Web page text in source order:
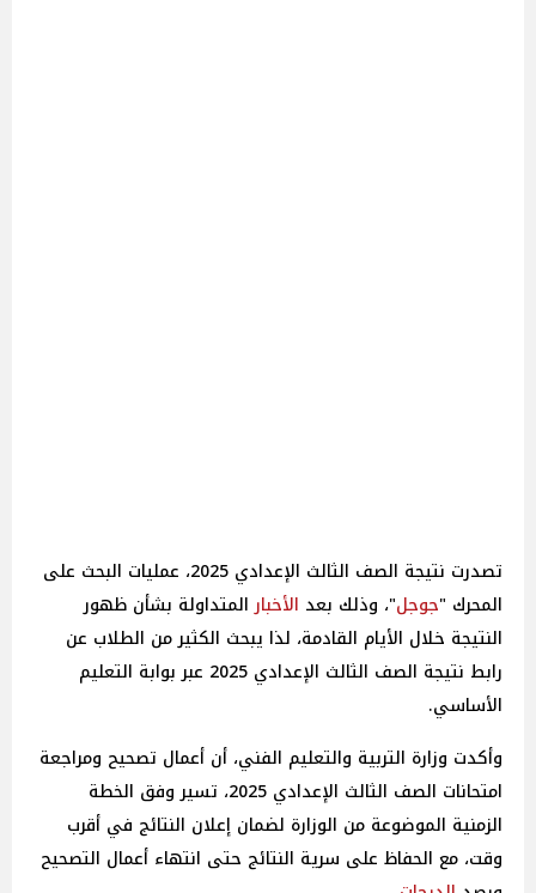
تصدرت نتيجة الصف الثالث الإعدادي 2025، عمليات البحث على
المحرك "جوجل"، وذلك بعد الأخبارالمتداولة بشأن ظهور
النتيجة خلال الأيام القادمة، لذا يبحث الكثير من الطلاب عن
رابط نتيجة الصف الثالث الإعدادي 2025 عبر بوابة التعليم
الأساسي.
وأكدت وزارة التربية والتعليم الفني، أن أعمال تصحيح ومراجعة
امتحانات الصف الثالث الإعدادي 2025، تسير وفق الخطة
الزمنية الموضوعة من الوزارة لضمان إعلان النتائج في أقرب
وقت، مع الحفاظ على سرية النتائج حتى انتهاء أعمال التصحيح